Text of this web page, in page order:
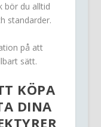
bör du alltid
standarder.
på att
sätt.
KÖPA
DINA